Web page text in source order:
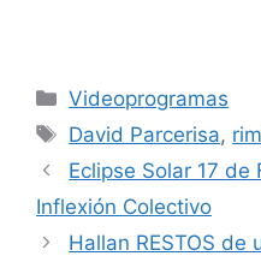
Categorías
Videoprogramas
Etiquetas
David Parcerisa,
Eclipse Solar 17 de
Inflexión Colectivo
Hallan RESTOS de